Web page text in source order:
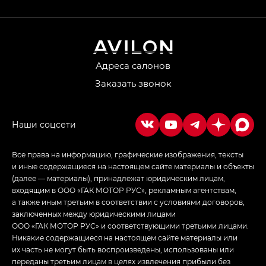
Джи Ти — GT, Джи Икс — GX,
Джи Икс ПРЕМИУМ — GX PREMIUM, ЛАУНЖ —
Empow — Эмпау (Empow) в комплектации
в спортивном стиле — GL(S-Style)
Адреса салонов
Заказать звонок
Все права на информацию, графические изображения, тексты
и иные содержащиеся на настоящем сайте материалы и объекты
(далее — материалы), принадлежат юридическим лицам,
входящим в ООО «ГАК МОТОР РУС», рекламным агентствам,
а также иным третьим в соответствии с условиями договоров,
заключенных между юридическими лицами
ООО «ГАК МОТОР РУС» и соответствующими третьими лицами.
Никакие содержащиеся на настоящем сайте материалы или
их часть не могут быть воспроизведены, использованы или
переданы третьим лицам в целях извлечения прибыли без